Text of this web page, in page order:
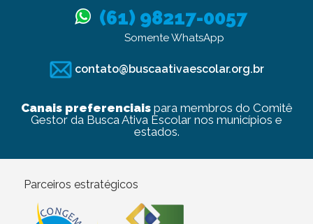
(61) 98217-0057
Somente WhatsApp
contato@buscaativaescolar.org.br
Canais preferenciaispara membros do Comitê
Gestor da Busca Ativa Escolar nos municípios e
estados.
Parceiros estratégicos